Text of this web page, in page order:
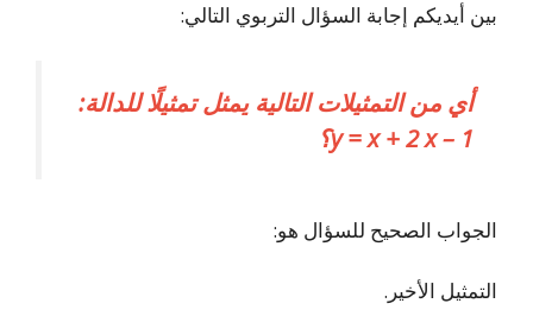
بين أيديكم إجابة السؤال التربوي التالي:
أي من التمثيلات التالية يمثل تمثيلًا للدالة:
y = x + 2 x – 1؟
الجواب الصحيح للسؤال هو:
التمثيل الأخير.